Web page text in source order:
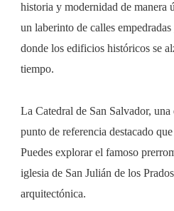
historia y modernidad de manera
un laberinto de calles
donde los edificios históricos se
tiempo.
La Catedral de San Salvador,
punto de referencia destacado
Puedes explorar el famoso
iglesia de San Julián de los
arquitectónica.